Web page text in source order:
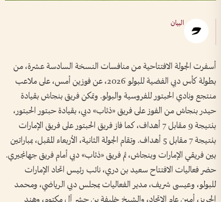
البيان
أسفرت الجولة الافتتاحية من منافسات النسخة السادسة عشرة، من
بطولة كأس دبي الفضية للبولو 2026، عن فوزين أمس، على ملاعب
منتجع ونادي الحبتور للفروسية والبولو. وتمكن فريق بنجاش بقيادة
حيدر بنجاش من الفوز على فريق «ذئاب» دبي، بقيادة حبتور الحبتور،
بنتيجة 9 مقابل 7 أهداف، كما فاز فريق الحبتور على فريق الإمارات
بنتيجة 7 مقابل 5 أهداف. وتقام الجولة الثانية، الأربعاء المقبل، بمباراتين
بين فريقي الإمارات وبنجاش، ثم فريق «ذئاب» دبي أمام فريق جهانجيري.
حضر فعاليات الافتتاح سعيد بن دري، نائب رئيس اتحاد الإمارات
للبولو، وعيسى شريف، مدير الفعاليات بمجلس دبي الرياضي، ومحمد